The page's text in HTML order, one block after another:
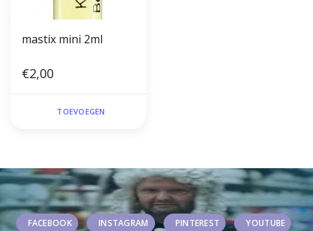
mastix mini 2ml
€2,00
TOEVOEGEN
FACEBOOK INSTAGRAM PINTEREST YOUTUBE